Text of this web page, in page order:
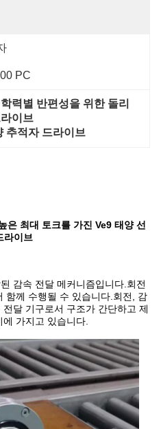
PC
력별 반편성을 위한 돌리
이브
추적자 드라이브
은 최대 토크를 가진 Ve9 태양 선
라이브
감속 전달 메커니즘입니다.회전
함께 수행될 수 있습니다.회전, 감
달 기구로서 구조가 간단하고 제
가지고 있습니다.